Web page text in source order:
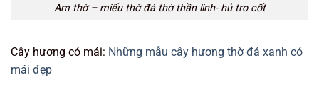
Am thờ – miếu thờ đá thờ thần linh- hủ tro cốt
Cây hương có mái: Những mẫu cây hương thờ đá xanh có
mái đẹp